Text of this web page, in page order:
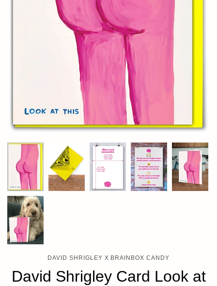
DAVID SHRIGLEY X BRAINBOX CANDY
David Shrigley Card Look at